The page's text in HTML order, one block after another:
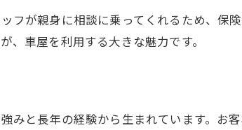
フが親身に相談に乗ってくれるため、保
、車屋を利用する大きな魅力です。
みと長年の経験から生まれています。お